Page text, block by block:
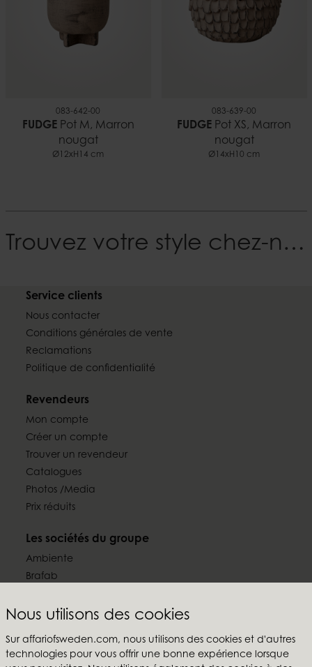
Nous utilisons des cookies
Sur affariofsweden.com, nous utilisons des cookies et d'autres
technologies pour vous offrir une bonne expérience lorsque
083-642-00
FUDGEPot M, Marron
nougat
Ø12xH14 cm
083-639-00
FUDGE Pot XS, Marron
nougat
Ø14xH10 cm
Trouvez votre style chez-nous
Service clients
Nous contacter
Conditions générales de vente
Reclamations
Politique de confidentialité
Revendeurs
Mon compte
Créer un compte
Trouver un revendeur
Catalogues
Photos /Media
Prix réduits
Les sociétés du groupe
Ambiente
Brafab
Furninova
Suivez-nous